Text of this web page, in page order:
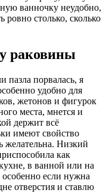
ванночку неудобно,
столько, сколько
раковины
пазла порвалась, я
удобно для
жетонов и фигурок
места, мнется и
держит всё
имеют свойство
желательна. Низкий
как
в ванной или на
особенно если нужна
отверстия и ставлю